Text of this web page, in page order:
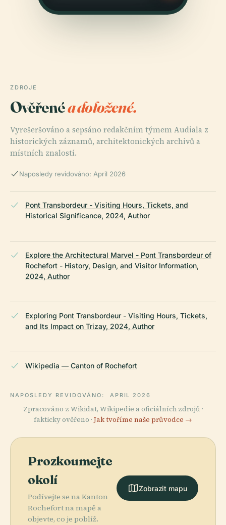
ZDROJE
Ověřenéa doložené.
Vyrešeršováno a sepsáno redakčním týmem Audiala z
historických záznamů, architektonických archivů a
místních znalostí.
Naposledy revidováno: April 2026
Pont Transbordeur - Visiting Hours, Tickets, and
Historical Significance, 2024, Author
Explore the Architectural Marvel - Pont Transbordeur of
Rochefort - History, Design, and Visitor Information,
2024, Author
Exploring Pont Transbordeur - Visiting Hours, Tickets,
and Its Impact on Trizay, 2024, Author
Wikipedia — Canton of Rochefort
NAPOSLEDY REVIDOVÁNO: APRIL 2026
Zpracováno z Wikidat, Wikipedie a oficiálních zdrojů ·
fakticky ověřeno · Jak tvoříme naše průvodce →
Prozkoumejte
okolí
Podívejte se na Kanton
Rochefort na mapě a
objevte, co je poblíž.
Zobrazit mapu